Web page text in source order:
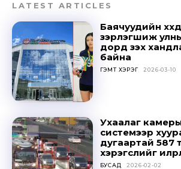
LATEST ARTICLES
Баячуудийн
зэрлэгшиж
дорд үзэх
байна
ГЭМТ ХЭРЭГ 2026-03-10
Ухаалаг
системээр
дугаартай 587
хэрэгслийг
БУСАД 2026-02-02